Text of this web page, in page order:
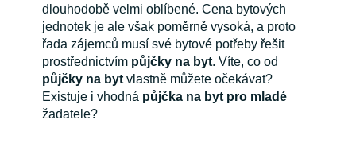
dlouhodobě velmi oblíbené. Cena bytových
jednotek je ale však poměrně vysoká, a proto
řada zájemců musí své bytové potřeby řešit
prostřednictvím půjčky na byt. Víte, co od
půjčky na bytvlastně můžete očekávat?
Existuje i vhodná půjčka na byt pro mladé
žadatele?